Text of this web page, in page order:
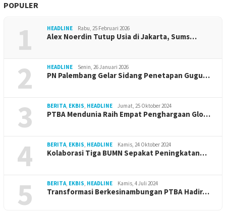
POPULER
1 HEADLINE Rabu, 25 Februari 2026
Alex Noerdin Tutup Usia di Jakarta, Sums…
2 HEADLINE Senin, 26 Januari 2026
PN Palembang Gelar Sidang Penetapan Gugu…
3 BERITA, EKBIS, HEADLINE Jumat, 25 Oktober 2024
PTBA Mendunia Raih Empat Penghargaan Glo…
4 BERITA, EKBIS, HEADLINE Kamis, 24 Oktober 2024
Kolaborasi Tiga BUMN Sepakat Peningkatan…
5 BERITA, EKBIS, HEADLINE Kamis, 4 Juli 2024
Transformasi Berkesinambungan PTBA Hadir…